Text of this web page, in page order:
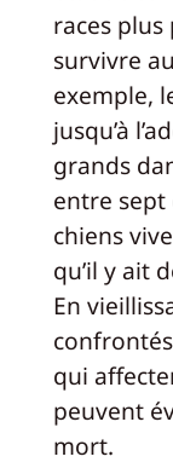
races
survivre
exemple,
jusqu’à
grands
entre sept
chiens
qu’il y ait
En
qui
peuvent
mort.